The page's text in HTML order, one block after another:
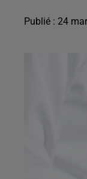
Publié : 24